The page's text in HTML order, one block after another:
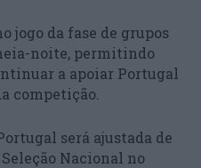
jogo da fase de grupos
noite, permitindo
a apoiar Portugal
competição.
será ajustada de
Nacional no